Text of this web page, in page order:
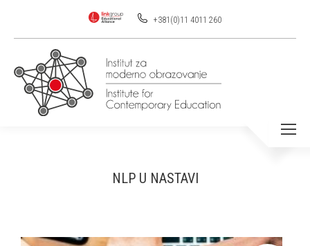
+381(0)11 4011 260
NLP U NASTAVI